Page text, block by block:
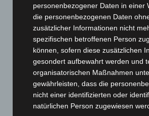
Hannover und Region
Langenhagen und Ortsteile
Leserbriefe
Menschen
Über uns
Veranstaltungen
personenbezogener Daten in einer
die personenbezogenen Daten
zusätzlicher Informationen nicht
spezifischen betroffenen Person
können, sofern diese zusätzlichen
gesondert aufbewahrt werden und
organisatorischen Maßnahmen
gewährleisten, dass die
nicht einer identifizierten oder
natürlichen Person zugewiesen